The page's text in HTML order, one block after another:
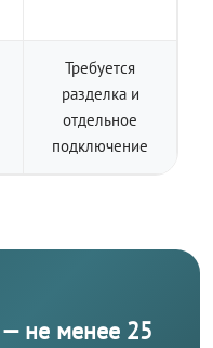
Требуется
разделка и
отдельное
подключение
не менее 25